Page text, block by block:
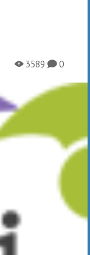
X3589K0